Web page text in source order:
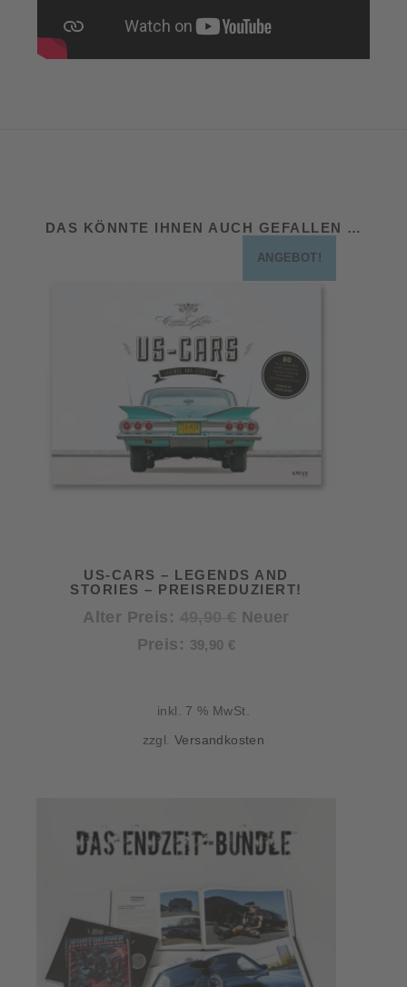
DAS KÖNNTE IHNEN AUCH GEFALLEN …
ANGEBOT!
US-CARS – LEGENDS AND
STORIES – PREISREDUZIERT!
Alter Preis:
Ursprünglicher
Neuer
Preis: 39,90 €Aktueller
inkl. 7 % MwSt.
zzgl.Versandkosten